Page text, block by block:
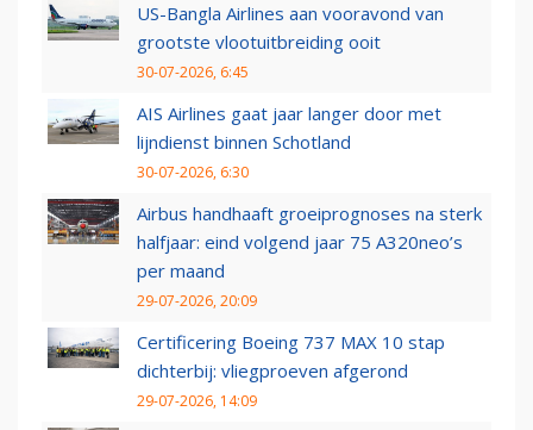
US-Bangla Airlines aan vooravond van
grootste vlootuitbreiding ooit
30-07-2026, 6:45
AIS Airlines gaat jaar langer door met
lijndienst binnen Schotland
30-07-2026, 6:30
Airbus handhaaft groeiprognoses na sterk
halfjaar: eind volgend jaar 75 A320neo’s
per maand
29-07-2026, 20:09
Certificering Boeing 737 MAX 10 stap
dichterbij: vliegproeven afgerond
29-07-2026, 14:09